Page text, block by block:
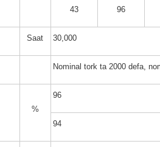
43 96
Saat 30,000
Nominal tork ta 2000 defa,
%
96
94